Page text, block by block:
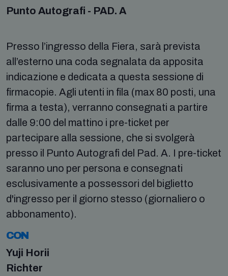
Punto Autografi - PAD. A
Presso l’ingresso della Fiera, sarà prevista
all’esterno una coda segnalata da apposita
indicazione e dedicata a questa sessione di
firmacopie. Agli utenti in fila (max 80 posti, una
firma a testa), verranno consegnati a partire
dalle 9:00 del mattino i pre-ticket per
partecipare alla sessione, che si svolgerà
presso il Punto Autografi del Pad. A. I pre-ticket
saranno uno per persona e consegnati
esclusivamente a possessori del biglietto
d'ingresso per il giorno stesso (giornaliero o
abbonamento).
CON
Yuji Horii
Richter